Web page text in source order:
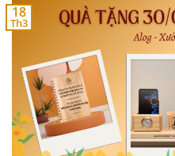
18
Th3